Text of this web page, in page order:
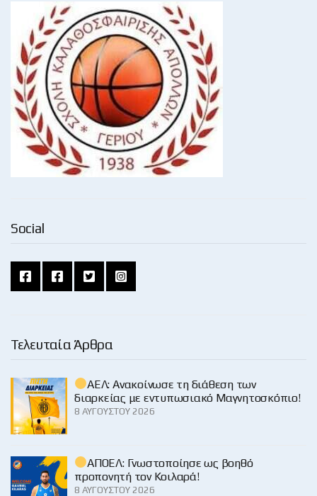
Social
Τελευταία Άρθρα
ΑΕΛ: Ανακοίνωσε τη διάθεση των
διαρκείας με εντυπωσιακό Μαγνητοσκόπιο!
8 ΑΥΓΟΎΣΤΟΥ 2026
ΑΠΟΕΛ: Γνωστοποίησε ως βοηθό
προπονητή τον Κοιλαρά!
8 ΑΥΓΟΎΣΤΟΥ 2026